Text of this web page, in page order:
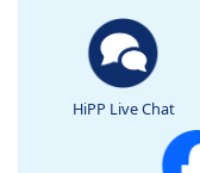
HiPP Live Chat